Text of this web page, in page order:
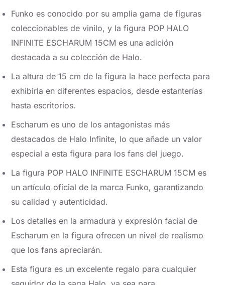
Funko es conocido por su amplia gama de figuras
coleccionables de vinilo, y la figura POP HALO
INFINITE ESCHARUM 15CM es una adición
destacada a su colección de Halo.
La altura de 15 cm de la figura la hace perfecta para
exhibirla en diferentes espacios, desde estanterías
hasta escritorios.
Escharum es uno de los antagonistas más
destacados de Halo Infinite, lo que añade un valor
especial a esta figura para los fans del juego.
La figura POP HALO INFINITE ESCHARUM 15CM es
un artículo oficial de la marca Funko, garantizando
su calidad y autenticidad.
Los detalles en la armadura y expresión facial de
Escharum en la figura ofrecen un nivel de realismo
que los fans apreciarán.
Esta figura es un excelente regalo para cualquier